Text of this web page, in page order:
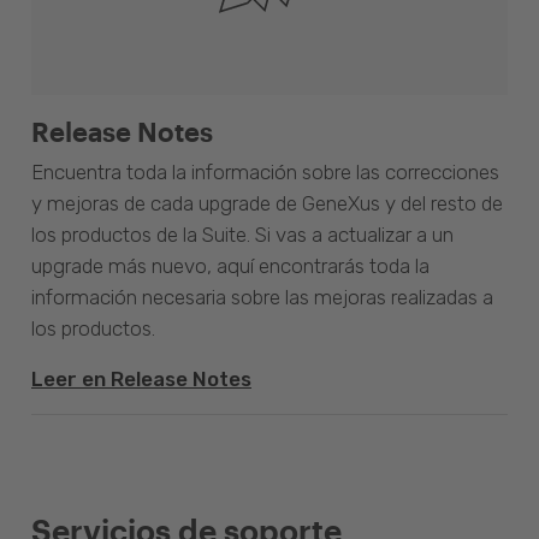
Release Notes
Encuentra toda la información sobre las correcciones
y mejoras de cada upgrade de GeneXus y del resto de
los productos de la Suite. Si vas a actualizar a un
upgrade más nuevo, aquí encontrarás toda la
información necesaria sobre las mejoras realizadas a
los productos.
Leer en Release Notes
Servicios de soporte